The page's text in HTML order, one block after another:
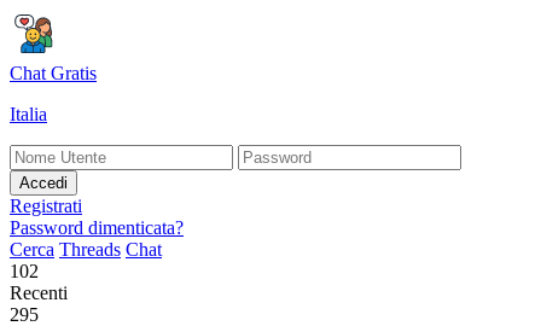
Chat Gratis
Italia
Accedi
Registrati
Password dimenticata?
Cerca Threads Chat
102
Recenti
295